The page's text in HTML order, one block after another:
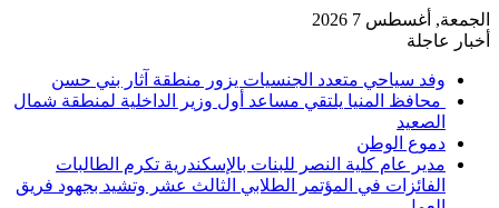
الجمعة, أغسطس 7 2026
أخبار عاجلة
وفد سياحي متعدد الجنسيات يزور منطقة آثار بني حسن
محافظ المنيا يلتقي مساعد أول وزير الداخلية لمنطقة شمال
الصعيد
دموع الوطن
مدير عام كلية النصر للبنات بالإسكندرية تكرم الطالبات
الفائزات في المؤتمر الطلابي الثالث عشر وتشيد بجهود فريق